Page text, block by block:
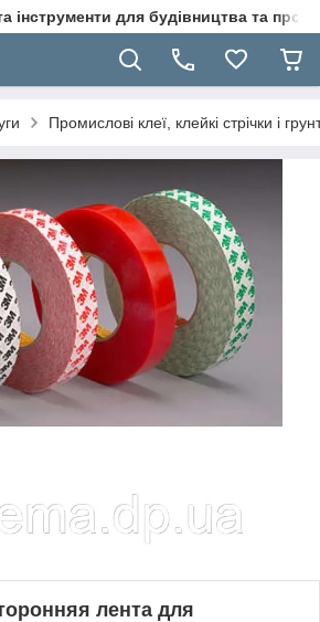
інструменти для будівництва та
Промислові клеї, клейкі стрічки і
лента для